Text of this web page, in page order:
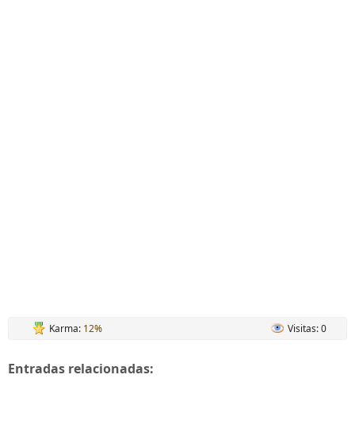
Karma: 12% Visitas: 0
Entradas relacionadas: